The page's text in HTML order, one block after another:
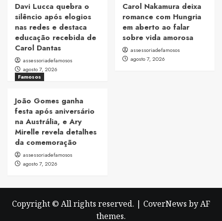
Davi Lucca quebra o
silêncio após elogios
nas redes e destaca
educação recebida de
Carol Dantas
assessoriadefamosos
agosto 7, 2026
Carol Nakamura deixa
romance com Hungria
em aberto ao falar
sobre vida amorosa
assessoriadefamosos
agosto 7, 2026
Famosos
João Gomes ganha
festa após aniversário
na Austrália, e Ary
Mirelle revela detalhes
da comemoração
assessoriadefamosos
agosto 7, 2026
Copyright © All rights reserved. | CoverNews by AF
themes.